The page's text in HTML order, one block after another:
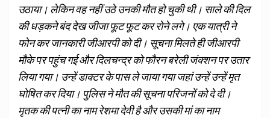
उठाया। लेकिन वह नहीं उठे उनकी मौत हो चुकी थी। साले की दिल
की धड़कने बंद देख जीजा फूट फूट कर रोने लगे। एक यात्री ने
फोन कर जानकारी जीआरपी को दी। सूचना मिलते ही जीआरपी
मौके पर पहुंच गई और दिलचन्द्र को फौरन बरेली जंक्शन पर उतार
लिया गया। उन्हें डाक्टर के पास ले जाया गया जहां उन्हें उन्हें मृत
घोषित कर दिया। पुलिस ने मौत की सूचना परिजनों को दे दी।
मृतक की पत्नी का नाम रेशमा देवी है और उसकी मां का नाम